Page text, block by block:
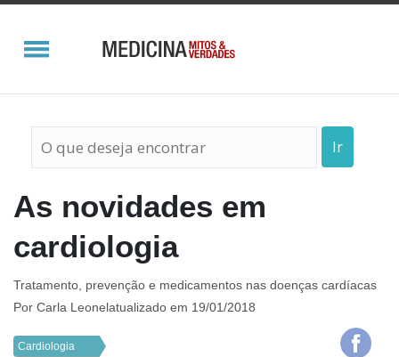
Ir
As novidades em
cardiologia
Tratamento, prevenção e medicamentos nas doenças cardíacas
Por Carla Leonelatualizado em 19/01/2018
Cardiologia